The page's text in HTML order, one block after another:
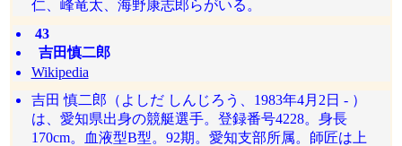
仁、峰竜太、海野康志郎らがいる。
43
吉田慎二郎
Wikipedia
吉田 慎二郎（よしだ しんじろう、1983年4月2日 - ）
は、愛知県出身の競艇選手。登録番号4228。身長
170cm。血液型B型。92期。愛知支部所属。師匠は上